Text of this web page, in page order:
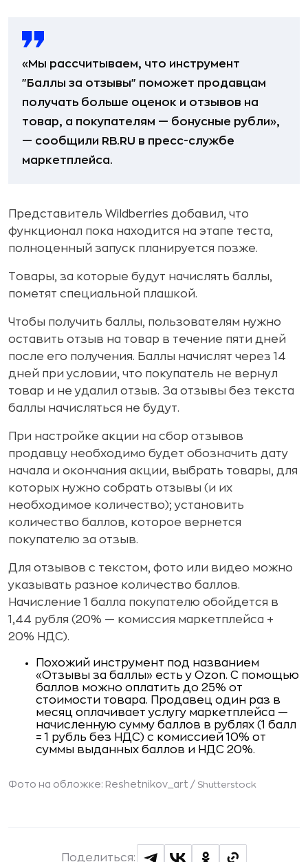
«Мы рассчитываем, что инструмент
"Баллы за отзывы" поможет продавцам
получать больше оценок и отзывов на
товар, а покупателям — бонусные рубли»,
— сообщили RB.RU в пресс-службе
маркетплейса.
Представитель Wildberries добавил, что
функционал пока находится на этапе теста,
полноценный запуск планируется позже.
Товары, за которые будут начислять баллы,
пометят специальной плашкой.
Чтобы получить баллы, пользователям нужно
оставить отзыв на товар в течение пяти дней
после его получения. Баллы начислят через 14
дней при условии, что покупатель не вернул
товар и не удалил отзыв. За отзывы без текста
баллы начисляться не будут.
При настройке акции на сбор отзывов
продавцу необходимо будет обозначить дату
начала и окончания акции, выбрать товары, для
которых нужно собрать отзывы (и их
необходимое количество); установить
количество баллов, которое вернется
покупателю за отзыв.
Для отзывов с текстом, фото или видео можно
указывать разное количество баллов.
Начисление 1 балла покупателю обойдется в
1,44 рубля (20% — комиссия маркетплейса +
20% НДС).
Похожий инструмент под названием
«Отзывы за баллы» есть у Ozon. С помощью
баллов можно оплатить до 25% от
стоимости товара. Продавец один раз в
месяц оплачивает услугу маркетплейса —
начисленную сумму баллов в рублях (1 балл
= 1 рубль без НДС) с комиссией 10% от
суммы выданных баллов и НДС 20%.
Фото на обложке: Reshetnikov_art / Shutterstock
Поделиться: